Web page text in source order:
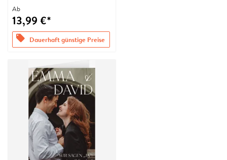
Ab
13,99 €*
offers Dauerhaft günstige Preise